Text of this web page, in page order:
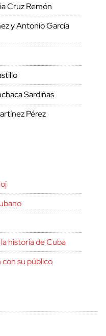
Cruz Remón
y Antonio García
Sardiñas
Pérez
historia de Cuba
con su público